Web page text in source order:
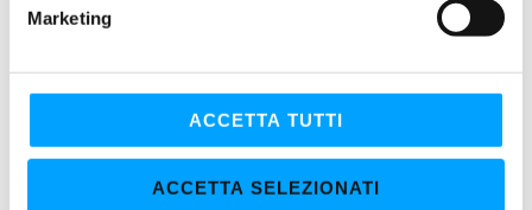
Marketing
ACCETTA TUTTI
ACCETTA SELEZIONATI
controllo dei depositi, delle morchie e delle usure permettendo
nel tempo le prestazioni originarie.
Bardahl assicura prestazioni nettamente superiori rispetto ai
lubrificanti convenzionali.